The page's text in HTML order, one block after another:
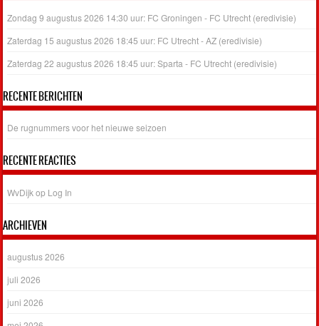
Zondag 9 augustus 2026 14:30 uur: FC Groningen - FC Utrecht (eredivisie)
Zaterdag 15 augustus 2026 18:45 uur: FC Utrecht - AZ (eredivisie)
Zaterdag 22 augustus 2026 18:45 uur: Sparta - FC Utrecht (eredivisie)
RECENTE BERICHTEN
De rugnummers voor het nieuwe seizoen
RECENTE REACTIES
WvDijk op Log In
ARCHIEVEN
augustus 2026
juli 2026
juni 2026